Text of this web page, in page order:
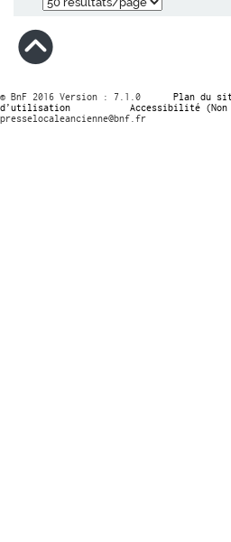
© BnF 2016 Version : 7.1.0 Plan du
d’utilisation
Accessibilité (Non
presselocaleancienne@bnf.fr